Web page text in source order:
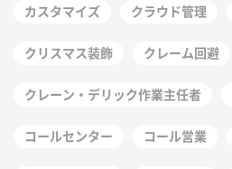
カスタマイズ クラウド管理
クリスマス装飾 クレーム回避
クレーン・デリック作業主任者
コールセンター コール営業